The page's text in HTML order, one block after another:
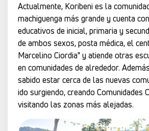
Actualmente, Koribeni es la
machiguenga más grande y cuenta
educativos de inicial, primaria y
de ambos sexos, posta médica, el
Marcelino Ciordia" y atiende otras
en comunidades de alrededor.
sabido estar cerca de las nuevas
ido surgiendo, creando Comunidades
visitando las zonas más alejadas.